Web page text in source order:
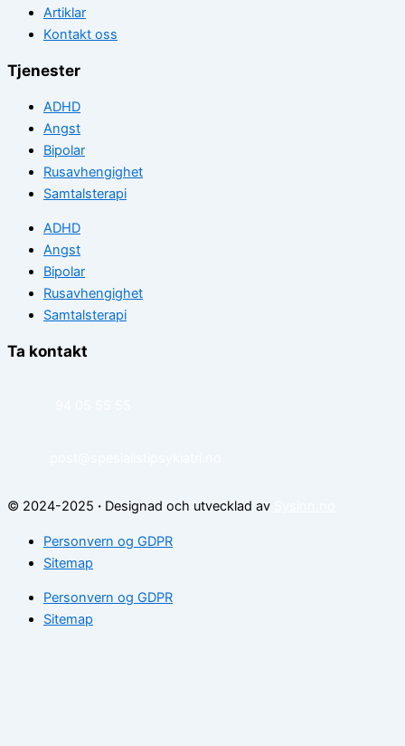
Artiklar
Kontakt oss
Tjenester
ADHD
Angst
Bipolar
Rusavhengighet
Samtalsterapi
ADHD
Angst
Bipolar
Rusavhengighet
Samtalsterapi
Ta kontakt
© 2024-2025 · Designad och utvecklad av
Personvern og GDPR
Sitemap
Personvern og GDPR
Sitemap